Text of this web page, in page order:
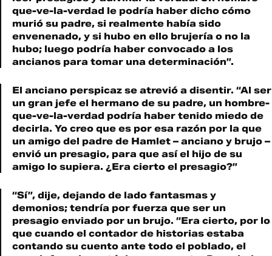
que-ve-la-verdad le podría haber dicho cómo
murió su padre, si realmente había sido
envenenado, y si hubo en ello brujería o no la
hubo; luego podría haber convocado a los
ancianos para tomar una determinación”.
El anciano perspicaz se atrevió a disentir. “Al ser
un gran jefe el hermano de su padre, un hombre-
que-ve-la-verdad podría haber tenido miedo de
decirla. Yo creo que es por esa razón por la que
un amigo del padre de Hamlet – anciano y brujo –
envió un presagio, para que así el hijo de su
amigo lo supiera. ¿Era cierto el presagio?”
“Sí”, dije, dejando de lado fantasmas y
demonios; tendría por fuerza que ser un
presagio enviado por un brujo. “Era cierto, por lo
que cuando el contador de historias estaba
contando su cuento ante todo el poblado, el